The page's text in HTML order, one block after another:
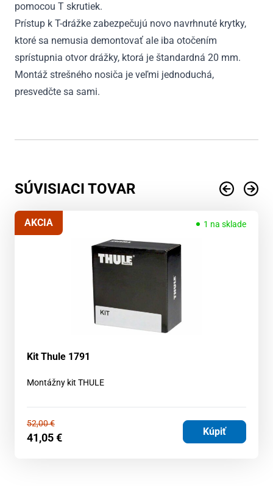
pomocou T skrutiek.
Prístup k T-drážke zabezpečujú novo navrhnuté krytky,
ktoré sa nemusia demontovať ale iba otočením
sprístupnia otvor drážky, ktorá je štandardná 20 mm.
Montáž strešného nosiča je veľmi jednoduchá,
presvedčte sa sami.
SÚVISIACI TOVAR
1 na sklade
AKCIA
Kit Thule 1791
Montážny kit THULE
52,00€
41,05€ Kúpiť